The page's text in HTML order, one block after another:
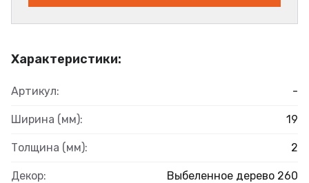
Характеристики:
Артикул: -
Ширина (мм): 19
Толщина (мм): 2
Декор: Выбеленное дерево 260